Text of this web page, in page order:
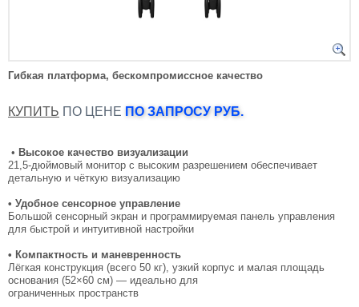
Гибкая платформа, бескомпромиссное качество
КУПИТЬ ПО ЦЕНЕ ПО ЗАПРОСУ РУБ.
• Высокое качество визуализации
21,5-дюймовый монитор с высоким разрешением обеспечивает
детальную и чёткую визуализацию
• Удобное сенсорное управление
Большой сенсорный экран и программируемая панель управления
для быстрой и интуитивной настройки
• Компактность и маневренность
Лёгкая конструкция (всего 50 кг), узкий корпус и малая площадь
основания (52×60 см) — идеально для
ограниченных пространств